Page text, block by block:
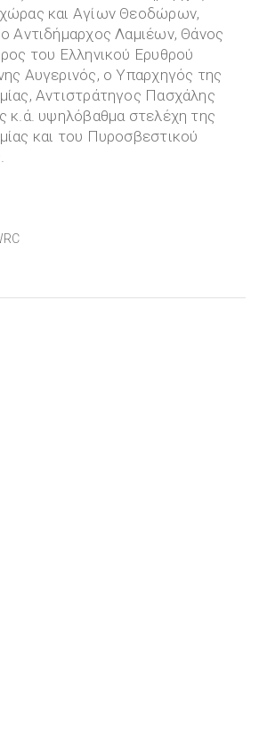
και Αγίων Θεοδώρων,
Αντιδήμαρχος Λαμιέων, Θάνος
του Ελληνικού Ερυθρού
Αυγερινός, ο Υπαρχηγός της
Αντιστράτηγος Πασχάλης
κ.ά. υψηλόβαθμα στελέχη της
και του Πυροσβεστικού